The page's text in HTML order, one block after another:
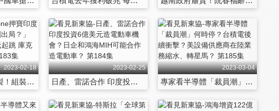
2023-02-18
iPhone押寶印度製！組裝4強「緯創出局？」Ultra Max1500美元起跳 庫克有信心賣得掉？ 第183集
2023-02-25
日產、雷諾合作 印度投資6億美元造電動車機會？日企和鴻海MIH可能合作造電動車？ 第184集
2023-03-04
專家看半導體「裁員潮」何時停？台積電後續衝擊？美設備供應商在陸業務縮水、轉星馬？ 第185集